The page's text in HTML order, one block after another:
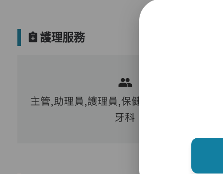
護理服務
主管,助理員,護理員,保健員,到診醫生,外展
牙科